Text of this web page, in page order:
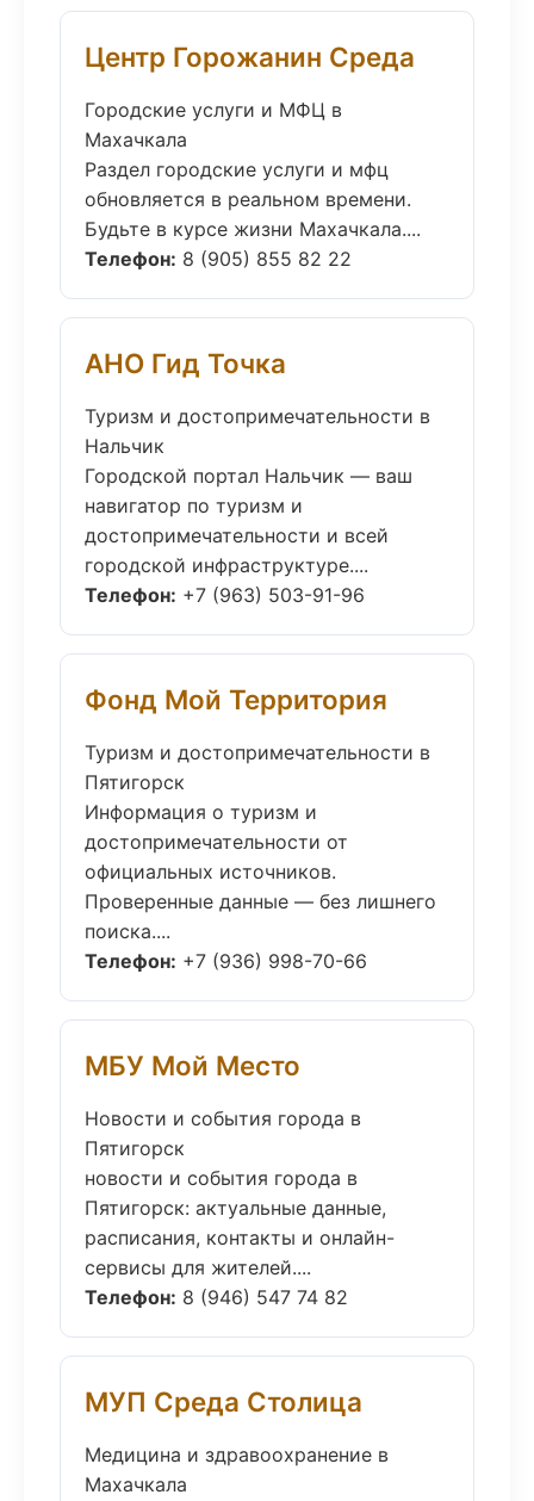
Центр Горожанин Среда
Городские услуги и МФЦ в
Махачкала
Раздел городские услуги и мфц
обновляется в реальном времени.
Будьте в курсе жизни Махачкала....
Телефон: 8 (905) 855 82 22
АНО Гид Точка
Туризм и достопримечательности в
Нальчик
Городской портал Нальчик — ваш
навигатор по туризм и
достопримечательности и всей
городской инфраструктуре....
Телефон: +7 (963) 503-91-96
Фонд Мой Территория
Туризм и достопримечательности в
Пятигорск
Информация о туризм и
достопримечательности от
официальных источников.
Проверенные данные — без лишнего
поиска....
Телефон: +7 (936) 998-70-66
МБУ Мой Место
Новости и события города в
Пятигорск
новости и события города в
Пятигорск: актуальные данные,
расписания, контакты и онлайн-
сервисы для жителей....
Телефон: 8 (946) 547 74 82
МУП Среда Столица
Медицина и здравоохранение в
Махачкала